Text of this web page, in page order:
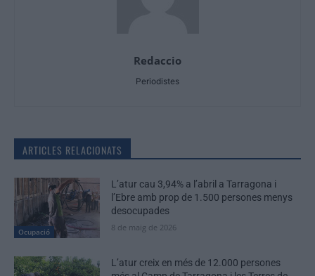
Redaccio
Periodistes
ARTICLES RELACIONATS
Ocupació
L’atur cau 3,94% a l’abril a Tarragona i
l’Ebre amb prop de 1.500 persones menys
desocupades
8 de maig de 2026
L’atur creix en més de 12.000 persones